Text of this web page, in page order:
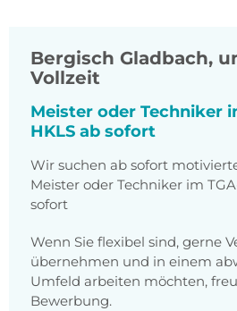
Bergisch Gladbach,
Vollzeit
Meister oder Techniker
HKLS ab sofort
Wir suchen ab sofort
Meister oder Techniker im
sofort
Wenn Sie flexibel sind, gerne
übernehmen und in einem
Umfeld arbeiten möchten,
Bewerbung.